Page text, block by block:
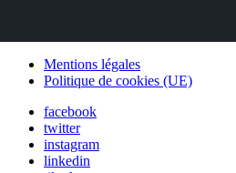
Mentions légales
Politique de cookies (UE)
facebook
twitter
instagram
linkedin